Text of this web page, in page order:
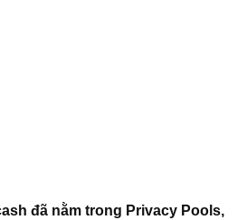
đã nằm trong Privacy Pools,